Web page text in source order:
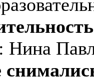
: Нина